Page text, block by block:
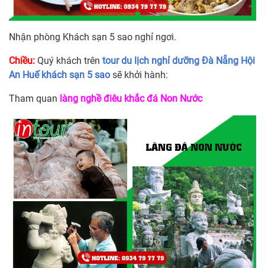
Nhận phòng Khách sạn 5 sao nghỉ ngơi.
Chiều: Quý khách trên tour du lịch nghỉ dưỡng Đà Nẵng Hội
An Huế khách sạn 5 sao sẽ khởi hành:
Tham quan làng nghề điêu khắc đá Non Nước